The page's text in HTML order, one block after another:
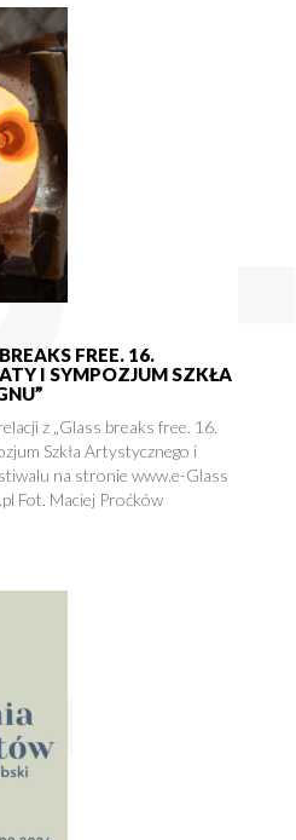
FREE. 16.
I SYMPOZJUM SZKŁA
z „Glass breaks free. 16.
Szkła Artystycznego i
na stronie www.e-Glass
Fot. Maciej Proćków